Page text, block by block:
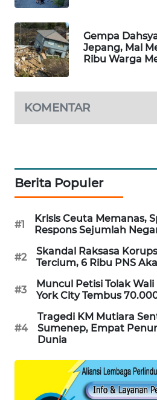
Gempa
Jepang, Mal
Ribu Warga
KOMENTAR
Berita Populer
#1
Krisis Ceuta Memanas,
Respons Sejumlah
#2
Skandal Raksasa
Tercium, 6 Ribu PNS
#3
Muncul Petisi Tolak
York City Tembus
#4
Tragedi KM Mutiara
Sumenep, Empat
Dunia
LAPAK
WAHANA
Wahana
ID
MAWAKA
ID
MARTABAT
PLN